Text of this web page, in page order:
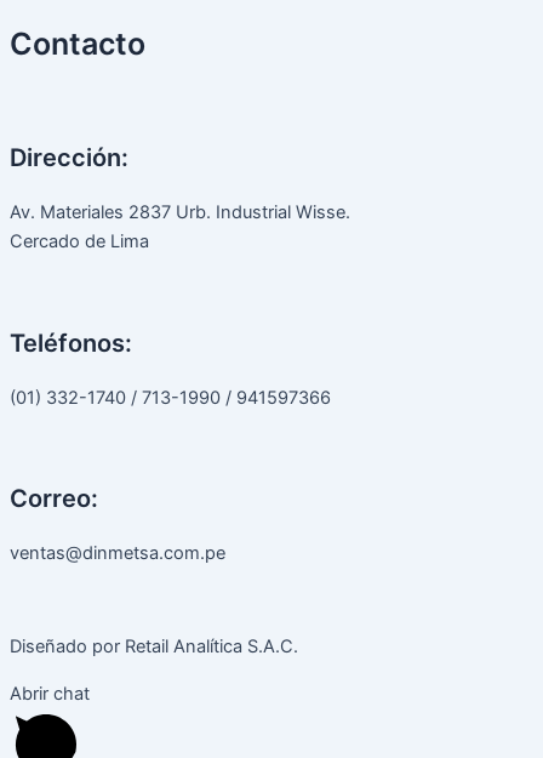
Contacto
Dirección:
Av. Materiales 2837 Urb. Industrial Wisse.
Cercado de Lima
Teléfonos:
(01) 332-1740 / 713-1990 / 941597366
Correo:
ventas@dinmetsa.com.pe
Diseñado por Retail Analítica S.A.C.
Abrir chat